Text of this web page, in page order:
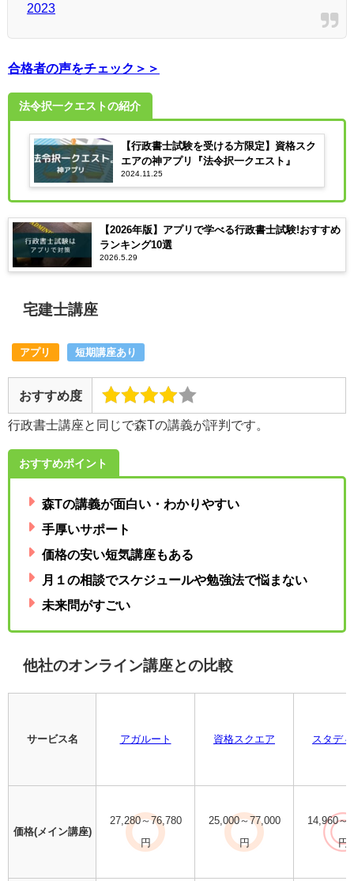
2023
合格者の声をチェック＞＞
法令択一クエストの紹介
【行政書士試験を受ける方限定】資格スク
エアの神アプリ『法令択一クエスト』
2024.11.25
【2026年版】アプリで学べる行政書士試験!おすすめ
ランキング10選
2026.5.29
宅建士講座
アプリ 短期講座あり
おすすめ度
行政書士講座と同じで森Tの講義が評判です。
おすすめポイント
森Tの講義が面白い・わかりやすい
手厚いサポート
価格の安い短気講座もある
月１の相談でスケジュールや勉強法で悩まない
未来問がすごい
他社のオンライン講座との比較
サービス名 アガルート 資格スクエア スタデ
価格(メイン講座)
27,280～76,780
円
25,000～77,000
円
14,960～
円